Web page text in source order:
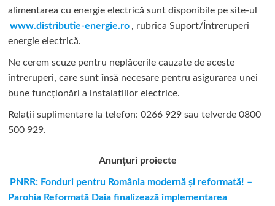
alimentarea cu energie electrică sunt disponibile pe site-ul
www.distributie-energie.ro , rubrica Suport/Întreruperi
energie electrică.
Ne cerem scuze pentru neplăcerile cauzate de aceste
întreruperi, care sunt însă necesare pentru asigurarea unei
bune funcționări a instalațiilor electrice.
Relații suplimentare la tel efon: 0266 929 sau telverde 0800
500 929.
Anunțuri proiecte
PNRR: Fonduri pentru România modernă și reformată! –
Parohia Reformată Daia finalizează implementarea